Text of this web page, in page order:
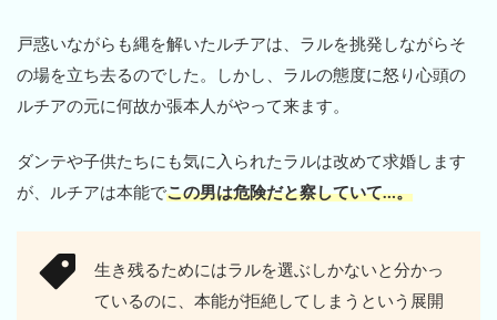
戸惑いながらも縄を解いたルチアは、ラルを挑発しながらそ
の場を立ち去るのでした。しかし、ラルの態度に怒り心頭の
ルチアの元に何故か張本人がやって来ます。
ダンテや子供たちにも気に入られたラルは改めて求婚します
が、ルチアは本能でこの男は危険だと察していて…。
生き残るためにはラルを選ぶしかないと分かっ
ているのに、本能が拒絶してしまうという展開